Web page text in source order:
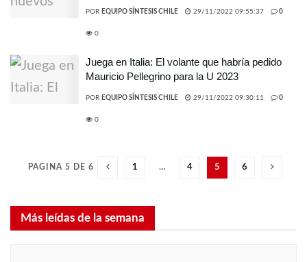
POR EQUIPO SÍNTESIS CHILE 29/11/2022 09:55:37 0
0
Juega en Italia: El volante que habría pedido
Mauricio Pellegrino para la U 2023
POR EQUIPO SÍNTESIS CHILE 29/11/2022 09:30:11 0
0
PAGINA 5 DE 6 1 … 4 5 6
Más leídas de la semana